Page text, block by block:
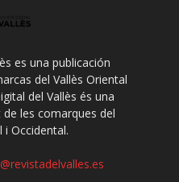
es una publicación
del Vallès Oriental
del Vallès és una
les comarques del
i Occidental.